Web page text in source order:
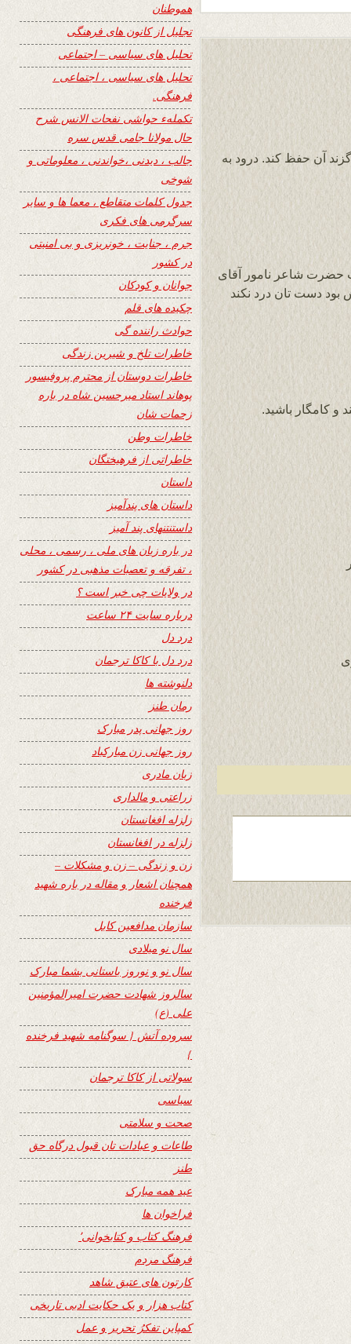
آن حفظ کند. درود به
حضرت شاعر نامور آقای
بود دست تان درد نکند
و کامگار باشید.
هموطنان
تجلیل از کانون های فرهنگی
تحلیل های سیاسی – اجتماعی
تحلیل های سیاسی ، اجتماعی ،
فرهنگی.
تکملهء حواشی نفحات الانس شرح
حال مولانا جامی قدس سره
جالب ، دیدنی ،خواندنی ، معلوماتی و
شوخی
جدول کلمات متقاطع ، معما ها و سایر
سرگرمی های فکری
جرم ، جنایت ، خونریزی و بی امنیتی
در کشور
جوانان و کودکان
چکیده های قلم
حوادث راننده گی
خاطرات تلخ و شیرین زندگی
خاطرات دوستان از محترم پروفیسور
پوهاند استاد میرحسین شاه در باره
زحمات شان
خاطرات وطن
خاطراتی از فرهیختگان
داستان
داستان های پندآمیز
داستنتنهای پند آمیز
در باره زبان های ملی ، رسمی ، محلی
، تفرقه و تعصبات مذهبی در کشور
در ولایات چی خبر است ؟
درباره سایت ۲۴ ساعت
درد دل
درد دل با کاکا ترجمان
دلنوشته ها
رمان طنز
روز جهانی پدر مبارک
روز جهانی زن مبارکباد
زبان مادری
زراعتی و مالداری
زلزله افغانستان
زلزله در افغانستان
زن و زندگی – زن و مشکلات –
همچنان اشعار و مقاله در باره شهید
فرخنده
سازمان مدافعین کابل
سال نو میلادی
سال نو و نوروز باستانی بشما مبارک
سالروز شهادت حضرت امیرالمؤمنین
علی (ع)
سروده آتش { سوگنامه شهید فرخنده
}
سولاتی از کاکا ترجمان
سیاسی
صحت و سلامتی
طاعات و عبادات تان قبول درگاه حق
طنز
عید همه مبارک
فراخوان ها
فرهنگ کتاب و کتابخوانی٬
فرهنگ مردم
کارتون های عتیق شاهد
کتاب هزار و یک حکایت ادبی تاریخی
کمپاین تفکرُ تحریر و عمل